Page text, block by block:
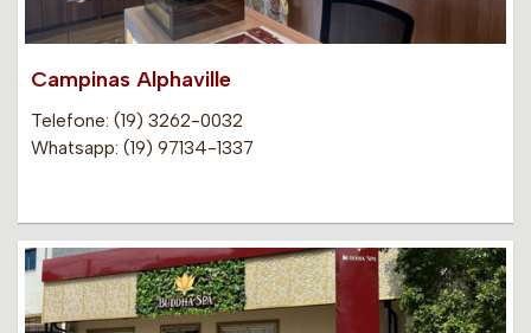
Campinas Alphaville
Telefone: (19) 3262-0032
Whatsapp: (19) 97134-1337